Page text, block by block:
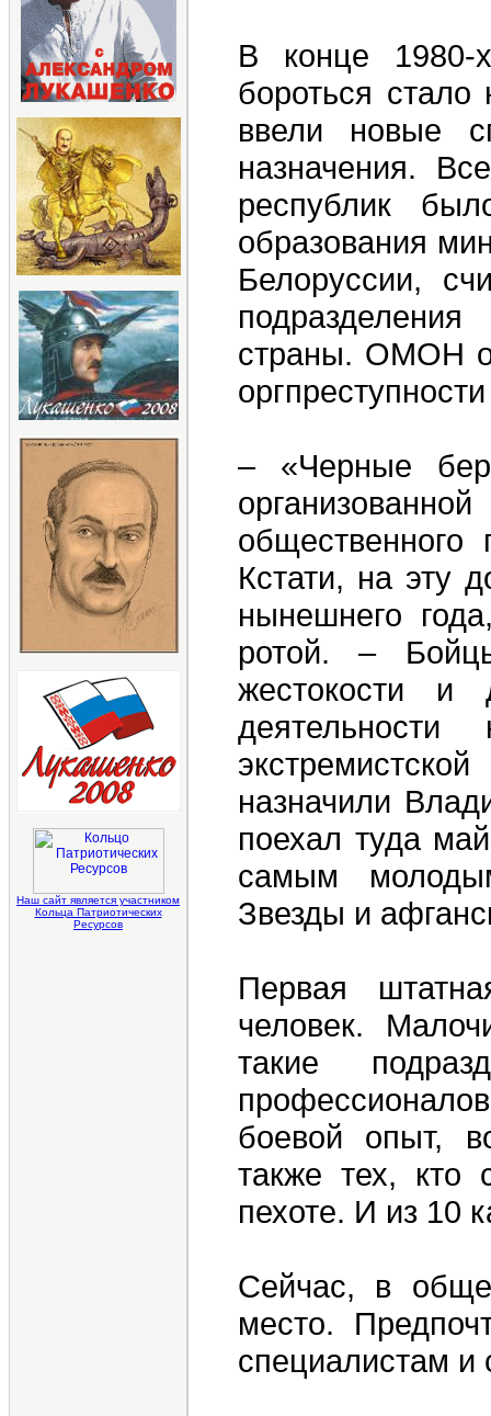
Наш сайт является участником
Кольца Патриотических
Ресурсов
В конце 1980-
бороться стало
ввели новые
назначения.
республик
образования
Белоруссии,
страны. ОМОН
– «Черные
Кстати, на эту
нынешнего
ротой. –
жестокости и
назначили
поехал туда
самым
Звезды и
Первая
человек.
такие
боевой опыт,
также тех, кто
пехоте. И из 10
Сейчас, в
место.
специалистам и